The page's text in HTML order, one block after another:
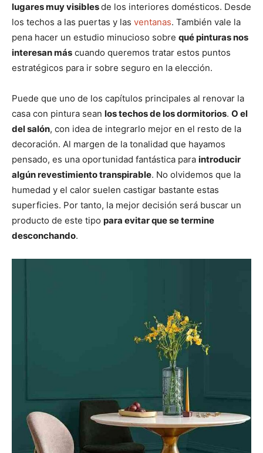
lugares muy visiblesde los interiores domésticos. Desde
los techos a las puertas y las ventanas. También vale la
pena hacer un estudio minucioso sobre qué pinturas nos
interesan más cuando queremos tratar estos puntos
estratégicos para ir sobre seguro en la elección.
Puede que uno de los capítulos principales al renovar la
casa con pintura sean los techos de los dormitorios. O el
del salón, con idea de integrarlo mejor en el resto de la
decoración. Al margen de la tonalidad que hayamos
pensado, es una oportunidad fantástica para introducir
algún revestimiento transpirable. No olvidemos que la
humedad y el calor suelen castigar bastante estas
superficies. Por tanto, la mejor decisión será buscar un
producto de este tipo para evitar que se termine
desconchando.